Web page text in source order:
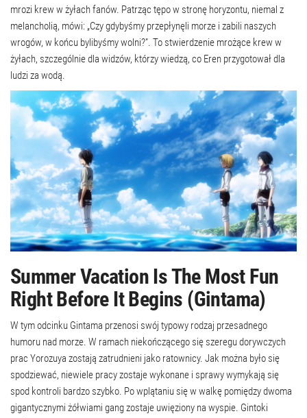
mrozi krew w żyłach fanów. Patrząc tępo w stronę horyzontu, niemal z
melancholią, mówi: „Czy gdybyśmy przepłynęli morze i zabili naszych
wrogów, w końcu bylibyśmy wolni?”. To stwierdzenie mrożące krew w
żyłach, szczególnie dla widzów, którzy wiedzą, co Eren przygotował dla
ludzi za wodą.
Summer Vacation Is The Most Fun
Right Before It Begins (Gintama)
W tym odcinku Gintama przenosi swój typowy rodzaj przesadnego
humoru nad morze. W ramach niekończącego się szeregu dorywczych
prac Yorozuya zostają zatrudnieni jako ratownicy. Jak można było się
spodziewać, niewiele pracy zostaje wykonane i sprawy wymykają się
spod kontroli bardzo szybko. Po wplątaniu się w walkę pomiędzy dwoma
gigantycznymi żółwiami gang zostaje uwięziony na wyspie. Gintoki